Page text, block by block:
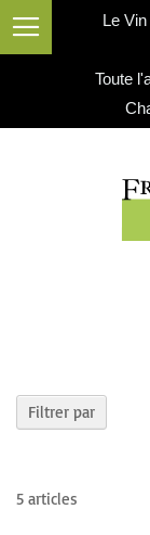
Le
Toute
5 articles
Filtrer par